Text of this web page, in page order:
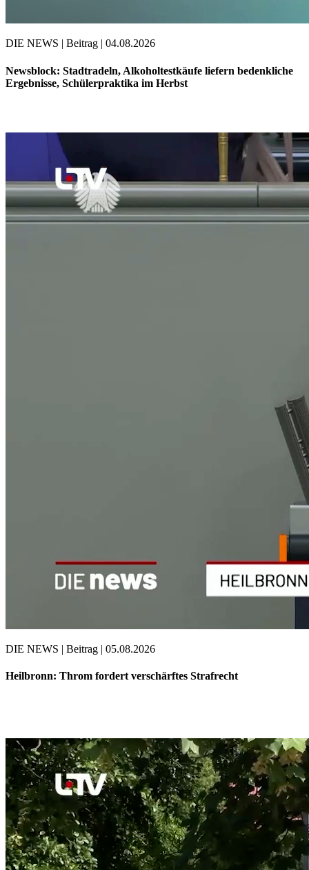
DIE NEWS | Beitrag | 04.08.2026
Newsblock: Stadtradeln, Alkoholtestkäufe liefern bedenkliche
Ergebnisse, Schülerpraktika im Herbst
DIE NEWS | Beitrag | 05.08.2026
Heilbronn: Throm fordert verschärftes Strafrecht